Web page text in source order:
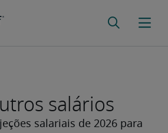
salários